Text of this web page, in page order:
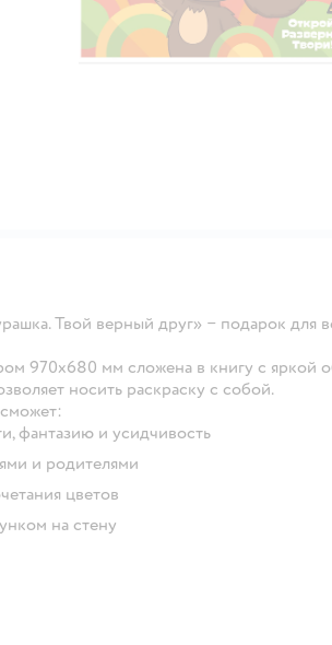
Твой верный друг» − подарок для
970х680 мм сложена в книгу с яркой
носить раскраску с собой.
фантазию и усидчивость
и родителями
цветов
на стену